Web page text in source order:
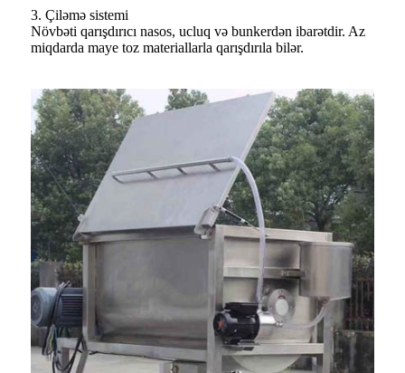
3. Çiləmə sistemi
Növbəti qarışdırıcı nasos, ucluq və bunkerdən ibarətdir. Az
miqdarda maye toz materiallarla qarışdırıla bilər.